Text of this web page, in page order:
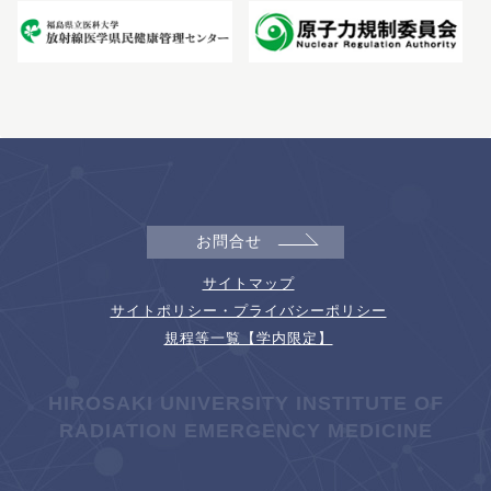
お問合せ
サイトマップ
サイトポリシー・プライバシーポリシー
規程等一覧【学内限定】
HIROSAKI UNIVERSITY INSTITUTE OF
RADIATION EMERGENCY MEDICINE